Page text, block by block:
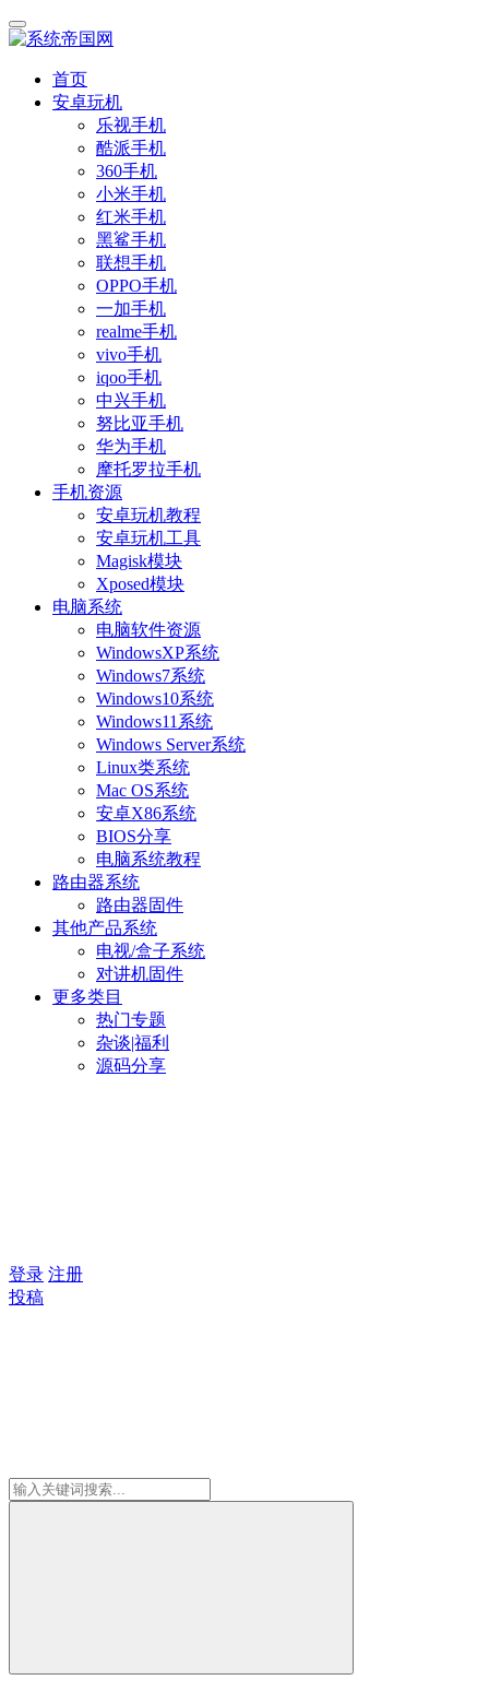
首页
安卓玩机
乐视手机
酷派手机
360手机
小米手机
红米手机
黑鲨手机
联想手机
OPPO手机
一加手机
realme手机
vivo手机
iqoo手机
中兴手机
努比亚手机
华为手机
摩托罗拉手机
手机资源
安卓玩机教程
安卓玩机工具
Magisk模块
Xposed模块
电脑系统
电脑软件资源
WindowsXP系统
Windows7系统
Windows10系统
Windows11系统
Windows Server系统
Linux类系统
Mac OS系统
安卓X86系统
BIOS分享
电脑系统教程
路由器系统
路由器固件
其他产品系统
电视/盒子系统
对讲机固件
更多类目
热门专题
杂谈|福利
源码分享
登录 注册
投稿